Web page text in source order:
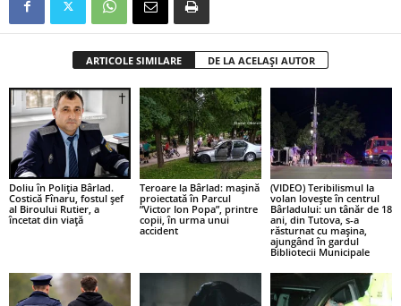
ARTICOLE SIMILARE DE LA ACELAȘI AUTOR
Doliu în Poliția Bârlad.
Costică Fînaru, fostul șef
al Biroului Rutier, a
încetat din viață
Teroare la Bârlad: mașină
proiectată în Parcul
”Victor Ion Popa”, printre
copii, în urma unui
accident
(VIDEO) Teribilismul la
volan lovește în centrul
Bârladului: un tânăr de 18
ani, din Tutova, s-a
răsturnat cu mașina,
ajungând în gardul
Bibliotecii Municipale